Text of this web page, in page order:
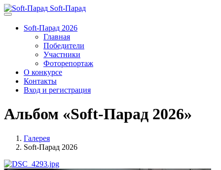
Soft-Парад
Soft-Парад 2026
Главная
Победители
Участники
Фоторепортаж
О конкурсе
Контакты
Вход и регистрация
Альбом «Soft-Парад 2026»
Галерея
Soft-Парад 2026